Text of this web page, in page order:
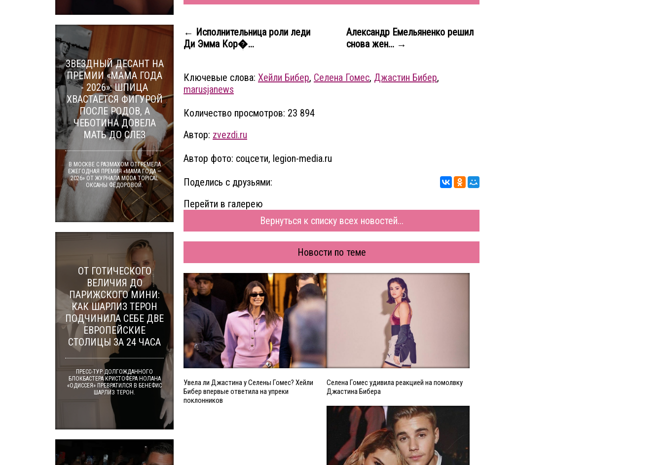
← Исполнительница роли леди
Ди Эмма Кор�...
Александр Емельяненко решил
снова жен... →
Ключевые слова: Хейли Бибер, Селена Гомес, Джастин Бибер,
marusjanews
Количество просмотров: 23 894
Автор: zvezdi.ru
Автор фото: соцсети, legion-media.ru
Поделись с друзьями:
Перейти в галерею
Вернуться к списку всех новостей...
Новости по теме
Увела ли Джастина у Селены Гомес? Хейли
Бибер впервые ответила на упреки
поклонников
Селена Гомес удивила реакцией на помолвку
Джастина Бибера
ЗВЕЗДНЫЙ ДЕСАНТ НА
ПРЕМИИ «МАМА ГОДА
- 2026»: ШПИЦА
ХВАСТАЕТСЯ ФИГУРОЙ
ПОСЛЕ РОДОВ, А
ЧЕБОТИНА ДОВЕЛА
МАТЬ ДО СЛЕЗ
В МОСКВЕ С РАЗМАХОМ ОТГРЕМЕЛА
ЕЖЕГОДНАЯ ПРЕМИЯ «МАМА ГОДА —
2026» ОТ ЖУРНАЛА MODA TOPICAL
ОКСАНЫ ФЁДОРОВОЙ.
ОТ ГОТИЧЕСКОГО
ВЕЛИЧИЯ ДО
ПАРИЖСКОГО МИНИ:
КАК ШАРЛИЗ ТЕРОН
ПОДЧИНИЛА СЕБЕ ДВЕ
ЕВРОПЕЙСКИЕ
СТОЛИЦЫ ЗА 24 ЧАСА
ПРЕСС-ТУР ДОЛГОЖДАННОГО
БЛОКБАСТЕРА КРИСТОФЕРА НОЛАНА
«ОДИССЕЯ» ПРЕВРАТИЛСЯ В БЕНЕФИС
ШАРЛИЗ ТЕРОН.